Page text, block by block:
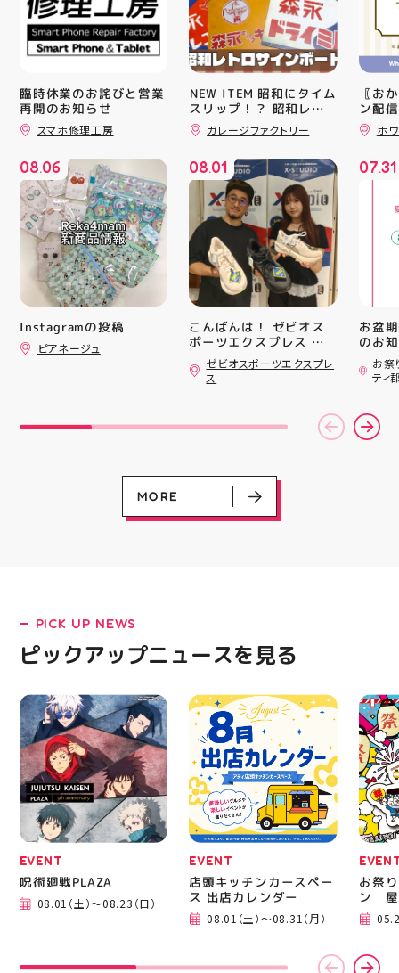
LATEST!
ピックアップニュース
臨時休業のお詫びと営業
再開のお知らせ
スマホ修理工房
08.06
Instagramの投稿
ピアネージュ
️NEW ITEM️ 昭和にタイム
スリップ！？ 昭和レト
ロサインボード大量入荷
しました！ 今回はお菓
お部屋に飾ればバッチグ
ー #昭和レトロ #アティ
郡山 #福島県 #郡山駅前
#郡山市
ガレージファクトリー
08.01
こんばんは！ ゼビオス
ポーツエクスプレス ア
ティ郡山です🦭 ・ ★本
日のラジオ★は アシッ
クスからランニングシュ
6」の紹介でした ・ 特
徴としては ☆軽量かつ
搭載し、推進力を向上さ
せました！
☆ASICSGRIPを前足部に
追加し、グリップ力を向
をカジュアルに走りたい
方や仕事履き、夏のお出
のクッションシューズに
なっています 人気ラン
ニングシューズの最新作
になります！ ・ 気にな
る方は是非、店頭に足を
運んでください！ スポ
ーツナビゲーター一同、
店頭でお待ちしておりま
す(⁠◍⁠•⁠ᴗ⁠•⁠◍⁠)⁠ ・ #ゼビオ
#アティ郡山 #福島美少
女図鑑 #照山楓香
#ASICS
ゼビオスポーツエクスプレ
ス
〖お
ン配
ッパ
￥
ーポ
ース
です
りの
ので
キャ
#歯の
ホ
07.31
お盆
のお知らせ
用い
ざい
(水)
いたしま
22:00
はプ
から
━━━━
郡山
BBQ
祭り
手ぶ
み #
ィナ
#夏の
お祭
ティ
MORE
PICK UP NEWS
ピックアップニュースを見る
EVENT
呪術廻戦PLAZA
08.01（土）～08.23（日）
EVENT
店頭キッチンカースペー
ス 出店カレンダー
08.01（土）～08.31（月）
お祭
ン 屋